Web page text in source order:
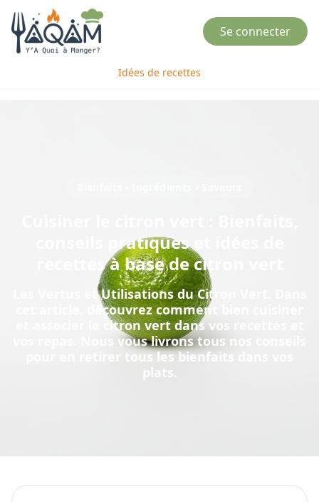
Se connecter
Idées de recettes
conseils pratiques et idées de
recettes à base decitron vert
Les Vertus et Utilisations du Citron Vert
cet article, découvrez comment bien cuisiner
citron vertdans vos recettes et
vos repas. Nous vous livrons tous nos conseils
pour en retirer tous les bienfaits dans vos
plats.